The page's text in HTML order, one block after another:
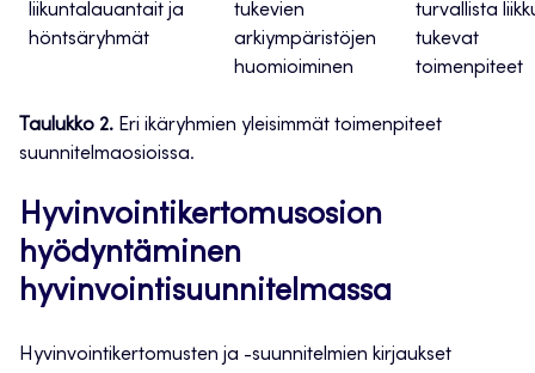
liikuntalauantait ja
höntsäryhmät
tukevien
arkiympäristöjen
huomioiminen
turvallista
tukevat
toimenpiteet
Taulukko 2. Eri ikäryhmien yleisimmät toimenpiteet
suunnitelmaosioissa.
Hyvinvointikertomusosion
hyödyntäminen
hyvinvointisuunnitelmassa
Hyvinvointikertomusten ja -suunnitelmien kirjaukset